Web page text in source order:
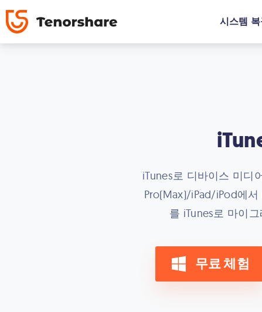
시스템
iTunes로 디바이스 미디
Pro(Max)/iPad/iPod에
를 iTunes로 마이
무료 체험